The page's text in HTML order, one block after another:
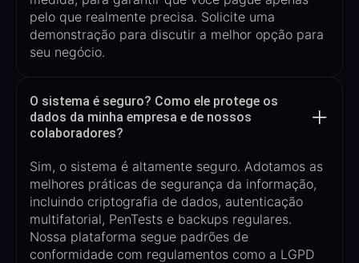
pelo que realmente precisa. Solicite uma
demonstração para discutir a melhor opção para
seu negócio.
O sistema é seguro? Como ele protege os
dados da minha empresa e de nossos
colaboradores?
Sim, o sistema é altamente seguro. Adotamos as
melhores práticas de segurança da informação,
incluindo criptografia de dados, autenticação
multifatorial, PenTests e backups regulares.
Nossa plataforma segue padrões de
conformidade com regulamentos como a LGPD